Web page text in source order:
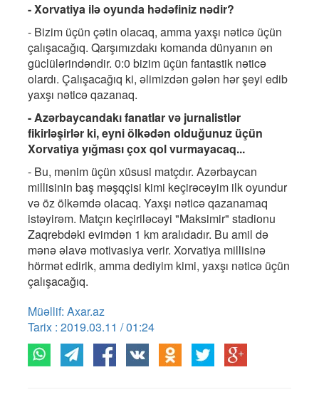
- Xorvatiya ilə oyunda hədəfiniz nədir?
- Bizim üçün çətin olacaq, amma yaxşı nəticə üçün
çalışacağıq. Qarşımızdakı komanda dünyanın ən
güclülərindəndir. 0:0 bizim üçün fantastik nəticə
olardı. Çalışacağıq ki, əlimizdən gələn hər şeyi edib
yaxşı nəticə qazanaq.
- Azərbaycandakı fanatlar və jurnalistlər
fikirləşirlər ki, eyni ölkədən olduğunuz üçün
Xorvatiya yığması çox qol vurmayacaq...
- Bu, mənim üçün xüsusi matçdır. Azərbaycan
millisinin baş məşqçisi kimi keçirəcəyim ilk oyundur
və öz ölkəmdə olacaq. Yaxşı nəticə qazanamaq
istəyirəm. Matçın keçiriləcəyi "Maksimir" stadionu
Zaqrebdəki evimdən 1 km aralıdadır. Bu amil də
mənə əlavə motivasiya verir. Xorvatiya millisinə
hörmət edirik, amma dediyim kimi, yaxşı nəticə üçün
çalışacağıq.
Müəllif: Axar.az
Tarix : 2019.03.11 / 01:24